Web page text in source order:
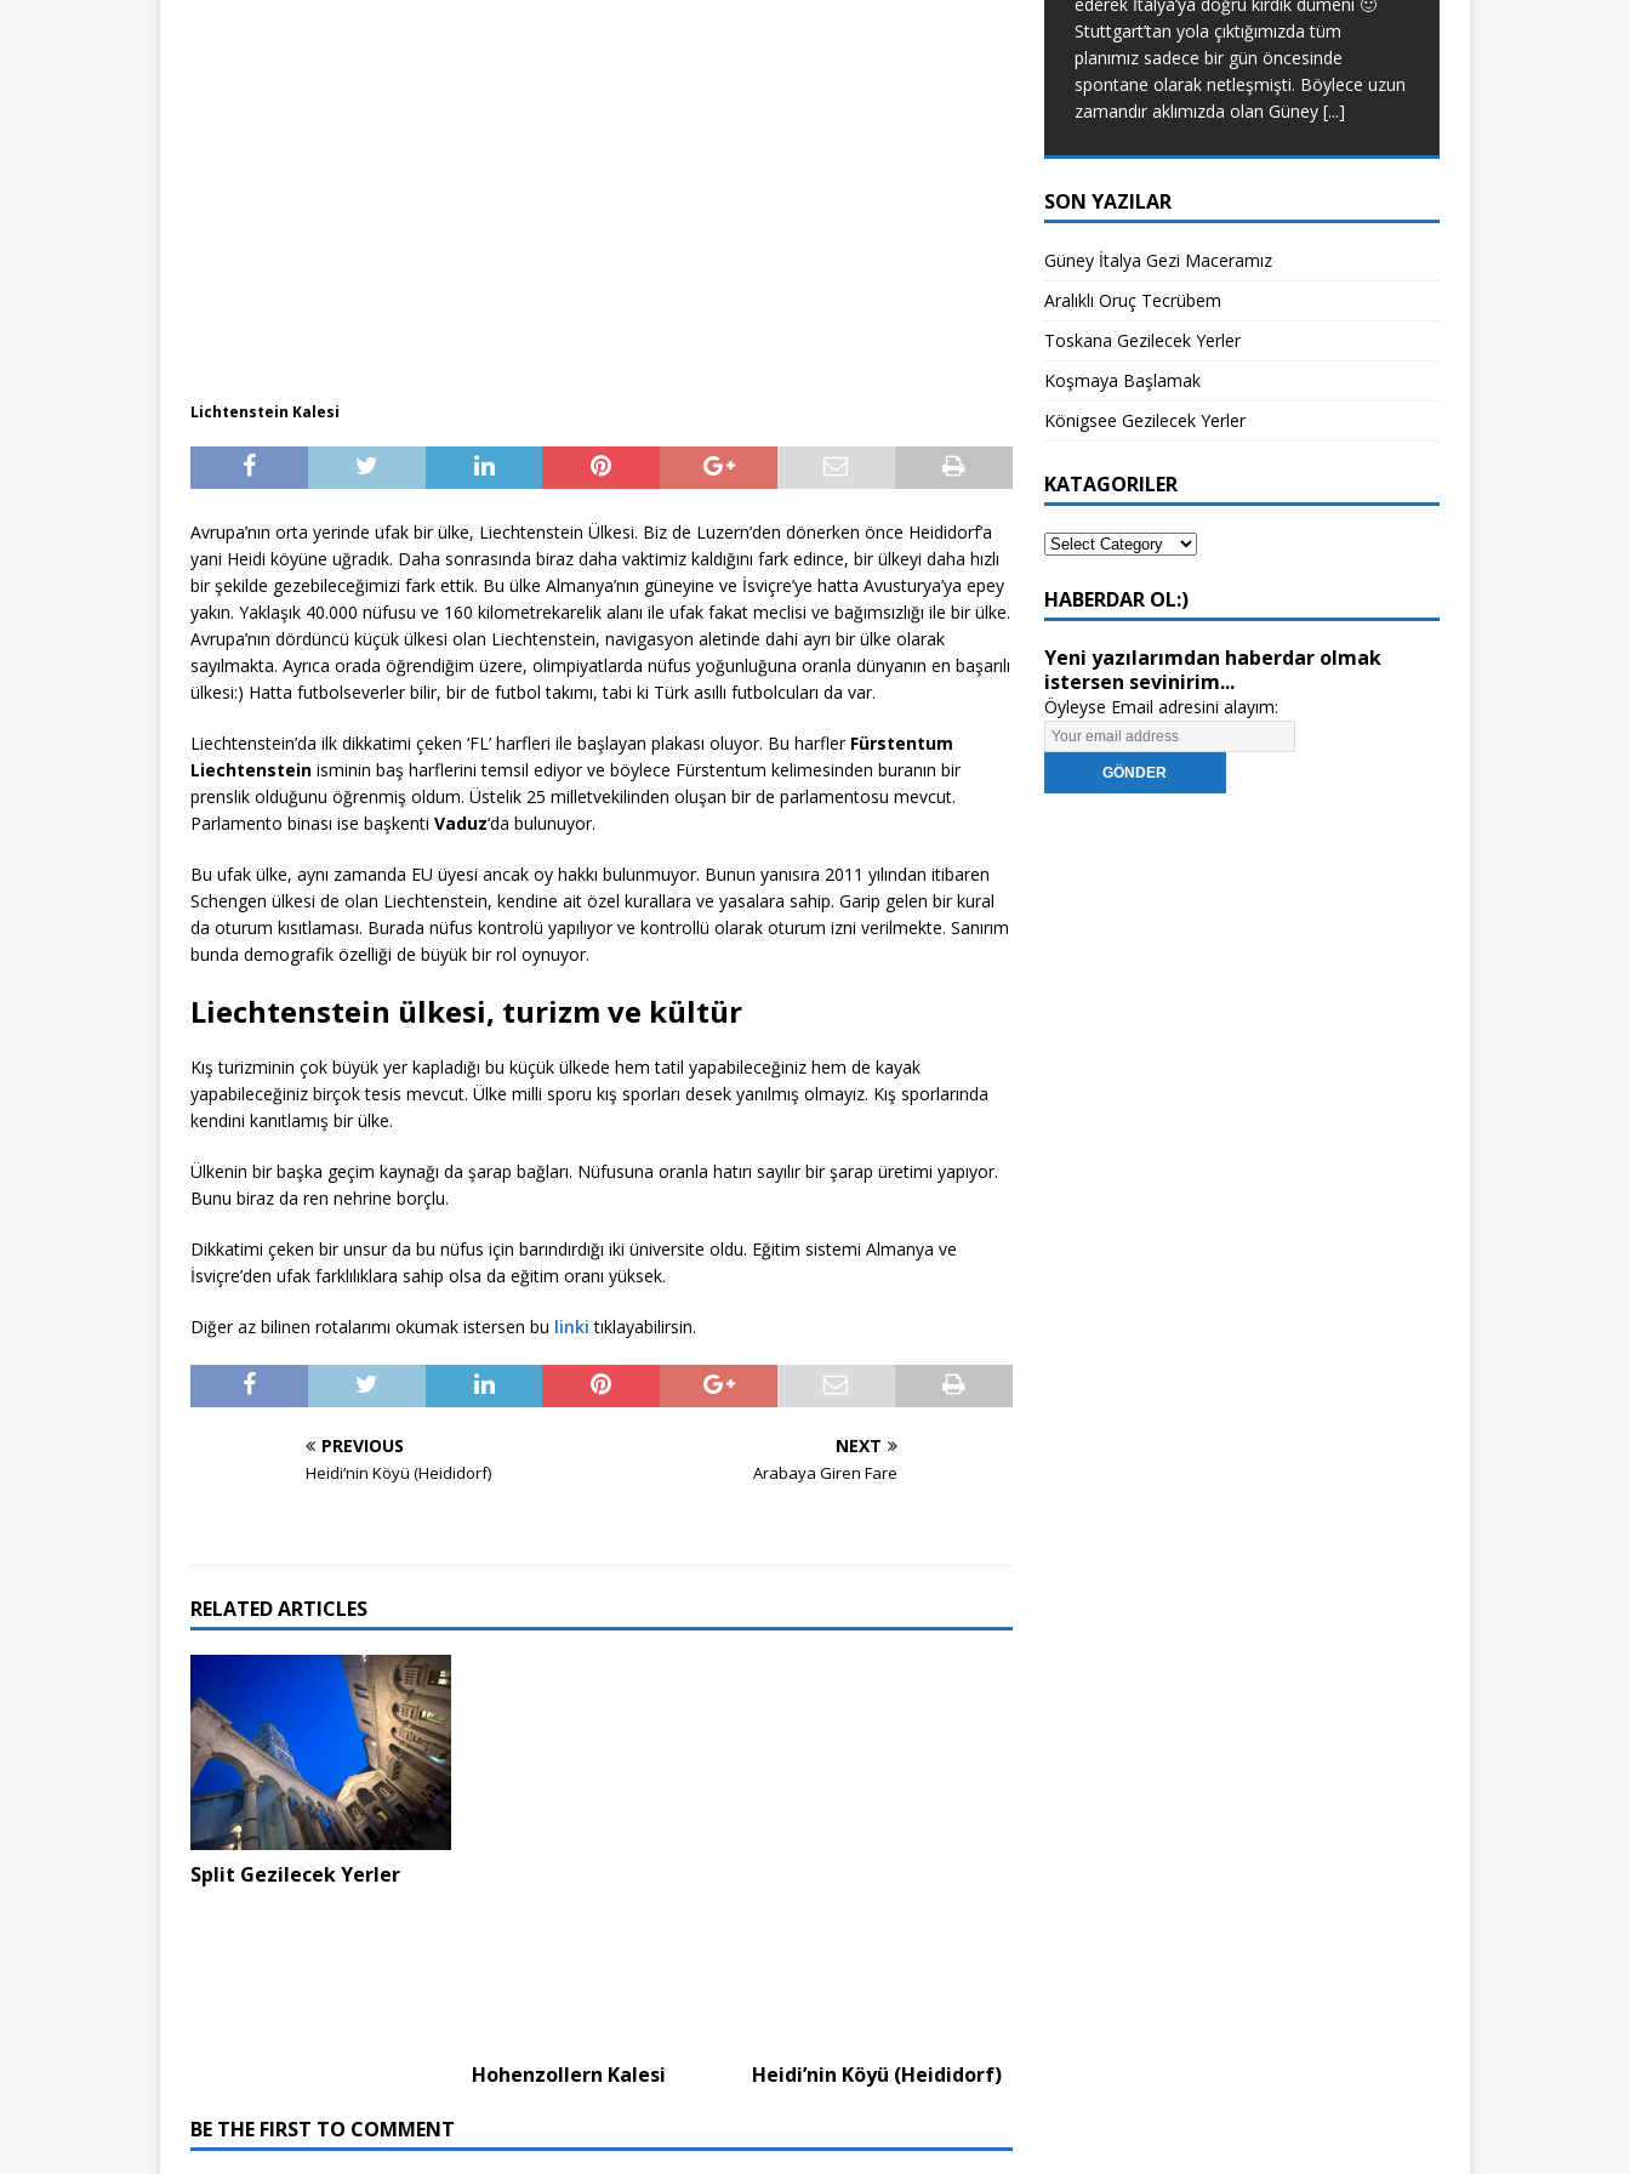
Lichtenstein Kalesi
Avrupa’nın orta yerinde ufak bir ülke, Liechtenstein Ülkesi. Biz de Luzern’den dönerken önce Heididorf’a
yani Heidi köyüne uğradık. Daha sonrasında biraz daha vaktimiz kaldığını fark edince, bir ülkeyi daha hızlı
bir şekilde gezebileceğimizi fark ettik. Bu ülke Almanya’nın güneyine ve İsviçre’ye hatta Avusturya’ya epey
yakın. Yaklaşık 40.000 nüfusu ve 160 kilometrekarelik alanı ile ufak fakat meclisi ve bağımsızlığı ile bir ülke.
Avrupa’nın dördüncü küçük ülkesi olan Liechtenstein, navigasyon aletinde dahi ayrı bir ülke olarak
sayılmakta. Ayrıca orada öğrendiğim üzere, olimpiyatlarda nüfus yoğunluğuna oranla dünyanın en başarılı
ülkesi:) Hatta futbolseverler bilir, bir de futbol takımı, tabi ki Türk asıllı futbolcuları da var.
Liechtenstein’da ilk dikkatimi çeken ‘FL’ harfleri ile başlayan plakası oluyor. Bu harfler Fürstentum
Liechtenstein isminin baş harflerini temsil ediyor ve böylece Fürstentum kelimesinden buranın bir
prenslik olduğunu öğrenmiş oldum. Üstelik 25 milletvekilinden oluşan bir de parlamentosu mevcut.
Parlamento binası ise başkenti Vaduz‘da bulunuyor.
Bu ufak ülke, aynı zamanda EU üyesi ancak oy hakkı bulunmuyor. Bunun yanısıra 2011 yılından itibaren
Schengen ülkesi de olan Liechtenstein, kendine ait özel kurallara ve yasalara sahip. Garip gelen bir kural
da oturum kısıtlaması. Burada nüfus kontrolü yapılıyor ve kontrollü olarak oturum izni verilmekte. Sanırım
bunda demografik özelliği de büyük bir rol oynuyor.
Liechtenstein ülkesi, turizm ve kültür
Kış turizminin çok büyük yer kapladığı bu küçük ülkede hem tatil yapabileceğiniz hem de kayak
yapabileceğiniz birçok tesis mevcut. Ülke milli sporu kış sporları desek yanılmış olmayız. Kış sporlarında
kendini kanıtlamış bir ülke.
Ülkenin bir başka geçim kaynağı da şarap bağları. Nüfusuna oranla hatırı sayılır bir şarap üretimi yapıyor.
Bunu biraz da ren nehrine borçlu.
Dikkatimi çeken bir unsur da bu nüfus için barındırdığı iki üniversite oldu. Eğitim sistemi Almanya ve
İsviçre’den ufak farklılıklara sahip olsa da eğitim oranı yüksek.
Diğer az bilinen rotalarımı okumak istersen bu linki tıklayabilirsin.
PREVIOUS
Heidi’nin Köyü (Heididorf)
NEXT
Arabaya Giren Fare
RELATED ARTICLES
Split Gezilecek Yerler
Hohenzollern Kalesi Heidi’nin Köyü (Heididorf)
BE THE FIRST TO COMMENT
Stuttgart’tan yola çıktığımızda tüm
planımız sadece bir gün öncesinde
spontane olarak netleşmişti. Böylece uzun
zamandır aklımızda olan Güney [...]
SON YAZILAR
Güney İtalya Gezi Maceramız
Aralıklı Oruç Tecrübem
Toskana Gezilecek Yerler
Koşmaya Başlamak
Königsee Gezilecek Yerler
KATAGORILER
HABERDAR OL:)
Yeni yazılarımdan haberdar olmak
istersen sevinirim...
Öyleyse Email adresini alayım: